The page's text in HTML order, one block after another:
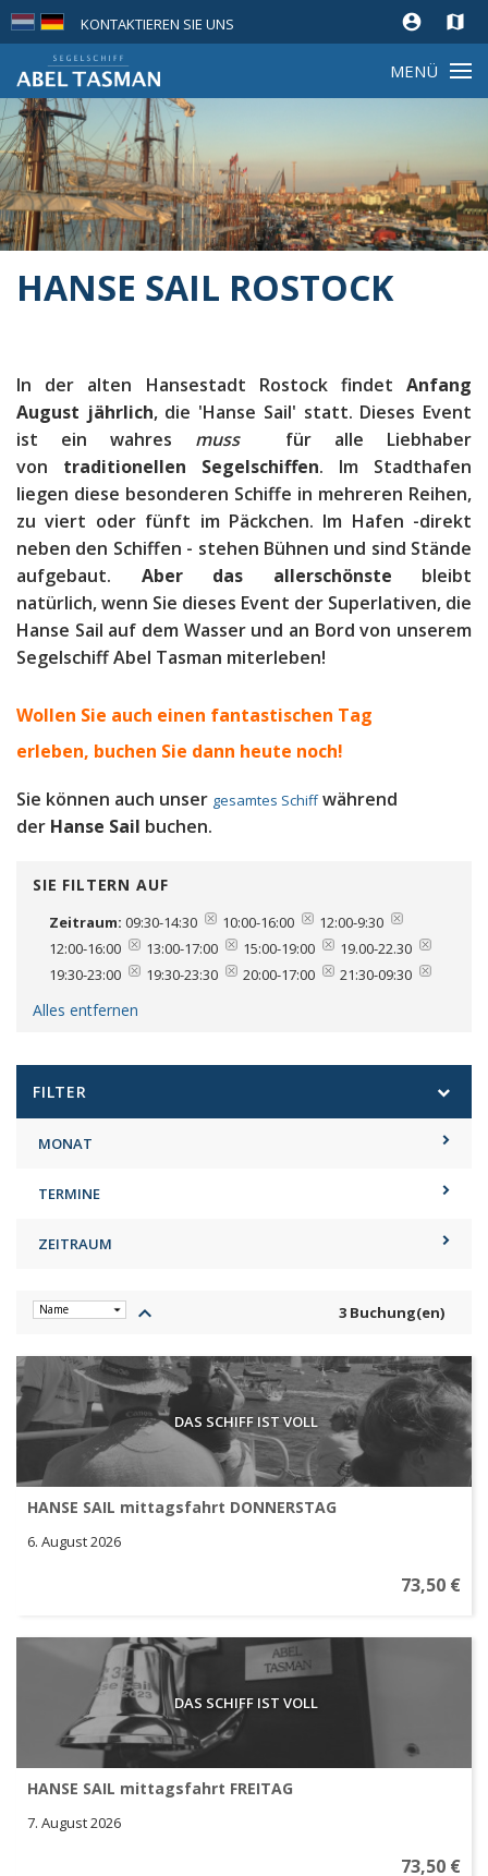
account_circle map
KONTAKTIEREN SIE UNS
MENÜ
HANSE SAIL ROSTOCK
In der alten Hansestadt Rostock findet Anfang
August jährlich, die 'Hanse Sail' statt. Dieses Event
ist ein wahres muss
für alle Liebhaber
von traditionellen Segelschiffen. Im Stadthafen
liegen diese besonderen Schiffe in mehreren Reihen,
zu viert oder fünft im Päckchen. Im Hafen -direkt
neben den Schiffen - stehen Bühnen und sind Stände
aufgebaut. Aber das allerschönste bleibt
natürlich, wenn Sie dieses Event der Superlativen, die
Hanse Sail auf dem Wasser und an Bord von unserem
Segelschiff Abel Tasman miterleben!
Wollen Sie auch einen fantastischen Tag
erleben, buchen Sie dann heute noch!
Sie können auch unser gesamtes Schiffwährend
der Hanse Sail buchen.
SIE FILTERN AUF
Zeitraum: 09:30-14:30 10:00-16:00
12:00-9:30
12:00-16:00
13:00-17:00 15:00-19:00
19.00-22.30
19:30-23:00
19:30-23:30 20:00-17:00 21:30-09:30
Alles entfernen
FILTER
MONAT
TERMINE
ZEITRAUM
keyboard_arrow_up 3 Buchung(en)
DAS SCHIFF IST VOLL
HANSE SAIL mittagsfahrt DONNERSTAG
6. August 2026
73,50 €
DAS SCHIFF IST VOLL
HANSE SAIL mittagsfahrt FREITAG
7. August 2026
73,50 €